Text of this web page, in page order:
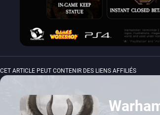
CET ARTICLE PEUT CONTENIR DES LIENS AFFILIÉS